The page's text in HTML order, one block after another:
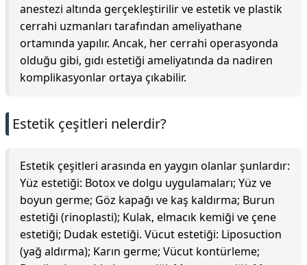
anestezi altında gerçekleştirilir ve estetik ve plastik
cerrahi uzmanları tarafından ameliyathane
ortamında yapılır. Ancak, her cerrahi operasyonda
olduğu gibi, gıdı estetiği ameliyatında da nadiren
komplikasyonlar ortaya çıkabilir.
Estetik çeşitleri nelerdir?
Estetik çeşitleri arasında en yaygın olanlar şunlardır:
Yüz estetiği: Botox ve dolgu uygulamaları; Yüz ve
boyun germe; Göz kapağı ve kaş kaldırma; Burun
estetiği (rinoplasti); Kulak, elmacık kemiği ve çene
estetiği; Dudak estetiği. Vücut estetiği: Liposuction
(yağ aldırma); Karın germe; Vücut kontürleme;